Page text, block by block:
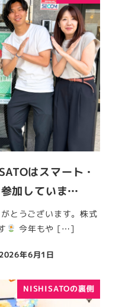
はスマート・
加していま…
とうございます。株式
今年もや […]
2026年6月1日
NISHISATOの裏側